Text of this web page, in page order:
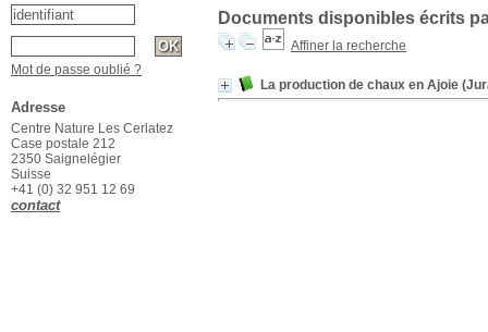
Documents disponibles écrits
Affiner la recherche
La production de chaux en Ajoie
Mot de passe oublié ?
Adresse
Centre Nature Les Cerlatez
Case postale 212
2350 Saignelégier
Suisse
+41 (0) 32 951 12 69
contact